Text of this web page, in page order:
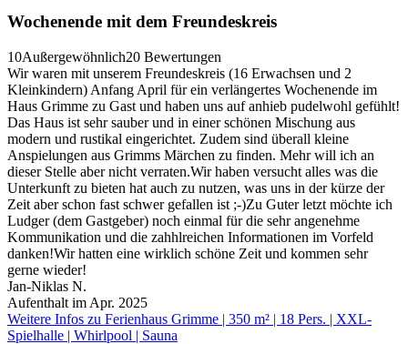
Wochenende mit dem Freundeskreis
10Außergewöhnlich20 Bewertungen
Wir waren mit unserem Freundeskreis (16 Erwachsen und 2
Kleinkindern) Anfang April für ein verlängertes Wochenende im
Haus Grimme zu Gast und haben uns auf anhieb pudelwohl gefühlt!
Das Haus ist sehr sauber und in einer schönen Mischung aus
modern und rustikal eingerichtet. Zudem sind überall kleine
Anspielungen aus Grimms Märchen zu finden. Mehr will ich an
dieser Stelle aber nicht verraten.Wir haben versucht alles was die
Unterkunft zu bieten hat auch zu nutzen, was uns in der kürze der
Zeit aber schon fast schwer gefallen ist ;-)Zu Guter letzt möchte ich
Ludger (dem Gastgeber) noch einmal für die sehr angenehme
Kommunikation und die zahhlreichen Informationen im Vorfeld
danken!Wir hatten eine wirklich schöne Zeit und kommen sehr
gerne wieder!
Jan-Niklas N.
Aufenthalt im Apr. 2025
Weitere Infos zu Ferienhaus Grimme | 350 m² | 18 Pers. | XXL-
Spielhalle | Whirlpool | Sauna